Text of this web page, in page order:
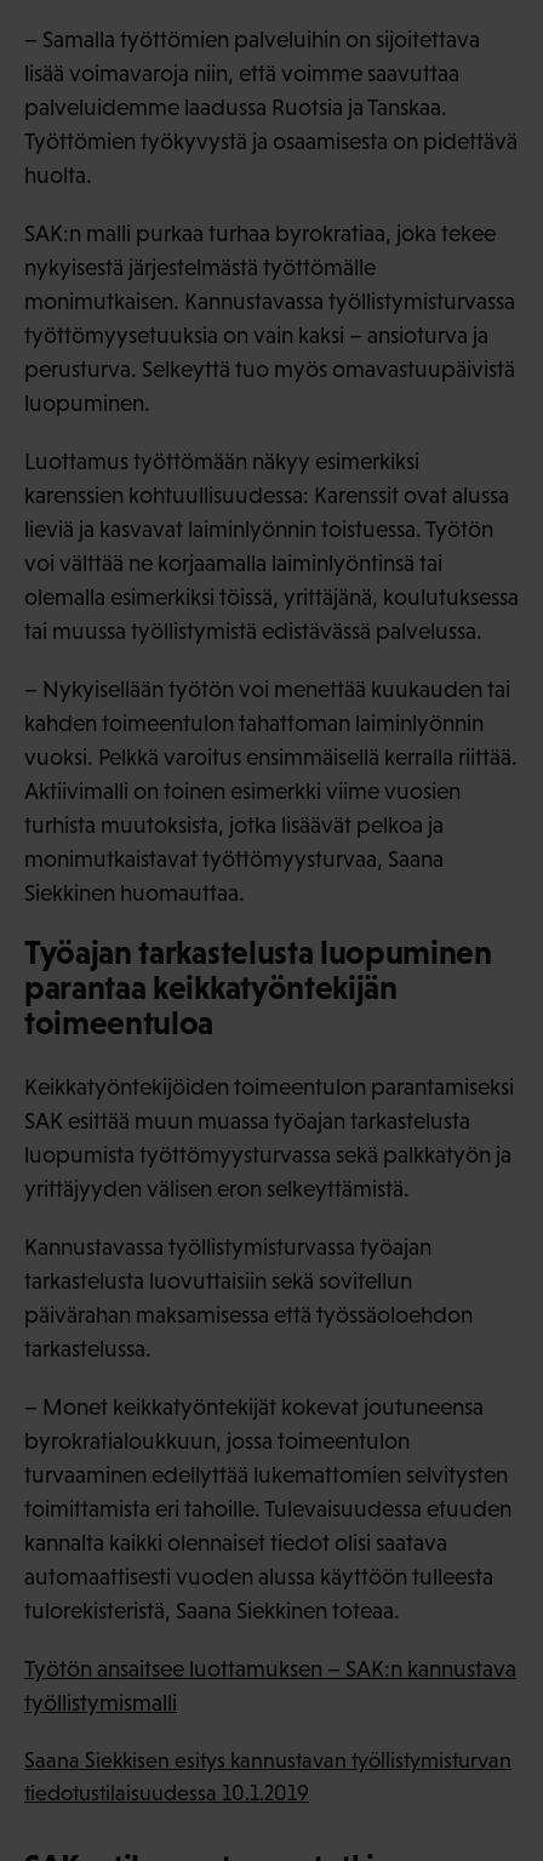
– Samalla työttömien palveluihin on sijoitettava
lisää voimavaroja niin, että voimme saavuttaa
palveluidemme laadussa Ruotsia ja Tanskaa.
Työttömien työkyvystä ja osaamisesta on pidettävä
huolta.
SAK:n malli purkaa turhaa byrokratiaa, joka tekee
nykyisestä järjestelmästä työttömälle
monimutkaisen. Kannustavassa työllistymisturvassa
työttömyysetuuksia on vain kaksi – ansioturva ja
perusturva. Selkeyttä tuo myös omavastuupäivistä
luopuminen.
Luottamus työttömään näkyy esimerkiksi
karenssien kohtuullisuudessa: Karenssit ovat alussa
lieviä ja kasvavat laiminlyönnin toistuessa. Työtön
voi välttää ne korjaamalla laiminlyöntinsä tai
olemalla esimerkiksi töissä, yrittäjänä, koulutuksessa
tai muussa työllistymistä edistävässä palvelussa.
– Nykyisellään työtön voi menettää kuukauden tai
kahden toimeentulon tahattoman laiminlyönnin
vuoksi. Pelkkä varoitus ensimmäisellä kerralla riittää.
Aktiivimalli on toinen esimerkki viime vuosien
turhista muutoksista, jotka lisäävät pelkoa ja
monimutkaistavat työttömyysturvaa, Saana
Siekkinen huomauttaa.
Työajan tarkastelusta luopuminen
parantaa keikkatyöntekijän
toimeentuloa
Keikkatyöntekijöiden toimeentulon parantamiseksi
SAK esittää muun muassa työajan tarkastelusta
luopumista työttömyysturvassa sekä palkkatyön ja
yrittäjyyden välisen eron selkeyttämistä.
Kannustavassa työllistymisturvassa työajan
tarkastelusta luovuttaisiin sekä sovitellun
päivärahan maksamisessa että työssäoloehdon
tarkastelussa.
– Monet keikkatyöntekijät kokevat joutuneensa
byrokratialoukkuun, jossa toimeentulon
turvaaminen edellyttää lukemattomien selvitysten
toimittamista eri tahoille. Tulevaisuudessa etuuden
kannalta kaikki olennaiset tiedot olisi saatava
automaattisesti vuoden alussa käyttöön tulleesta
tulorekisteristä, Saana Siekkinen toteaa.
Työtön ansaitsee luottamuksen – SAK:n kannustava
työllistymismalli
Saana Siekkisen esitys kannustavan työllistymisturvan
tiedotustilaisuudessa 10.1.2019